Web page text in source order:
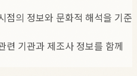
점의 정보와 문화적 해석을 기준
련 기관과 제조사 정보를 함께